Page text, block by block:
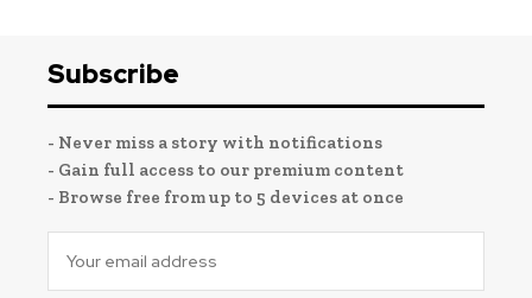
Subscribe
- Never miss a story with notifications
- Gain full access to our premium content
- Browse free from up to 5 devices at once